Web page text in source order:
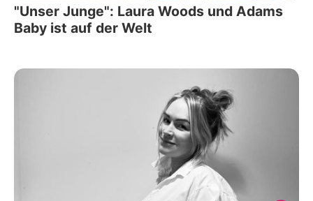
"Unser Junge": Laura Woods und Adams
Baby ist auf der Welt